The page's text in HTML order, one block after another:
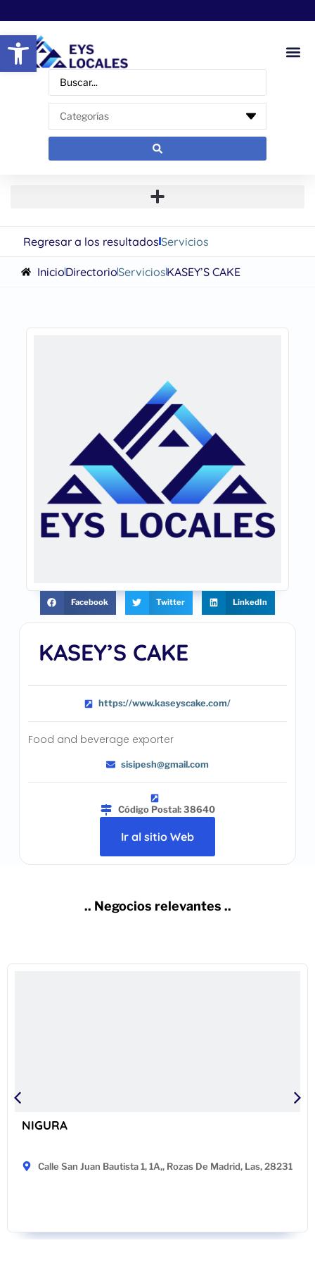
Abrir barra de herramientas
Regresar a los resultadosServicios
InicioDirectorioServiciosKASEY’S CAKE
KASEY’S CAKE
https://www.kaseyscake.com/
Food and beverage exporter
sisipesh@gmail.com
Código Postal: 38640
Ir al sitio Web
Facebook Twitter LinkedIn
.. Negocios relevantes ..
NIGURA
Calle San Juan Bautista 1, 1A,, Rozas De Madrid, Las, 28231